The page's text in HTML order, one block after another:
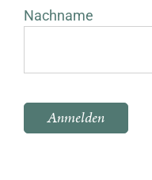
Nachname
Bitte lasse dieses